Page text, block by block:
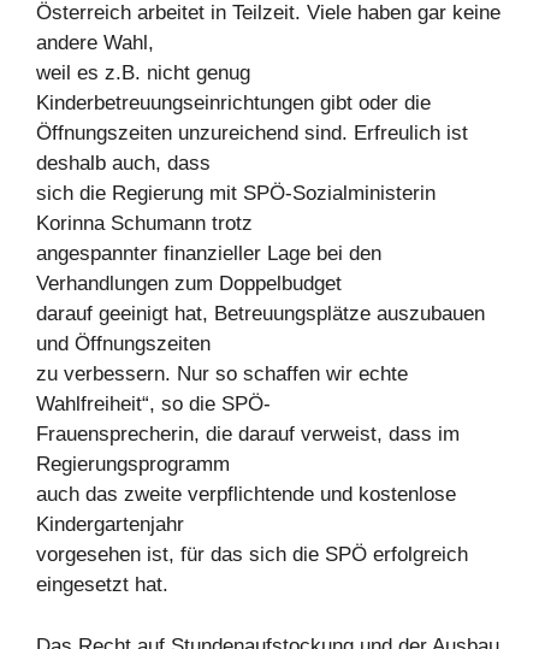
Österreich arbeitet in Teilzeit. Viele haben gar keine
andere Wahl,
weil es z.B. nicht genug
Kinderbetreuungseinrichtungen gibt oder die
Öffnungszeiten unzureichend sind. Erfreulich ist
deshalb auch, dass
sich die Regierung mit SPÖ-Sozialministerin
Korinna Schumann trotz
angespannter finanzieller Lage bei den
Verhandlungen zum Doppelbudget
darauf geeinigt hat, Betreuungsplätze auszubauen
und Öffnungszeiten
zu verbessern. Nur so schaffen wir echte
Wahlfreiheit“, so die SPÖ-
Frauensprecherin, die darauf verweist, dass im
Regierungsprogramm
auch das zweite verpflichtende und kostenlose
Kindergartenjahr
vorgesehen ist, für das sich die SPÖ erfolgreich
eingesetzt hat.